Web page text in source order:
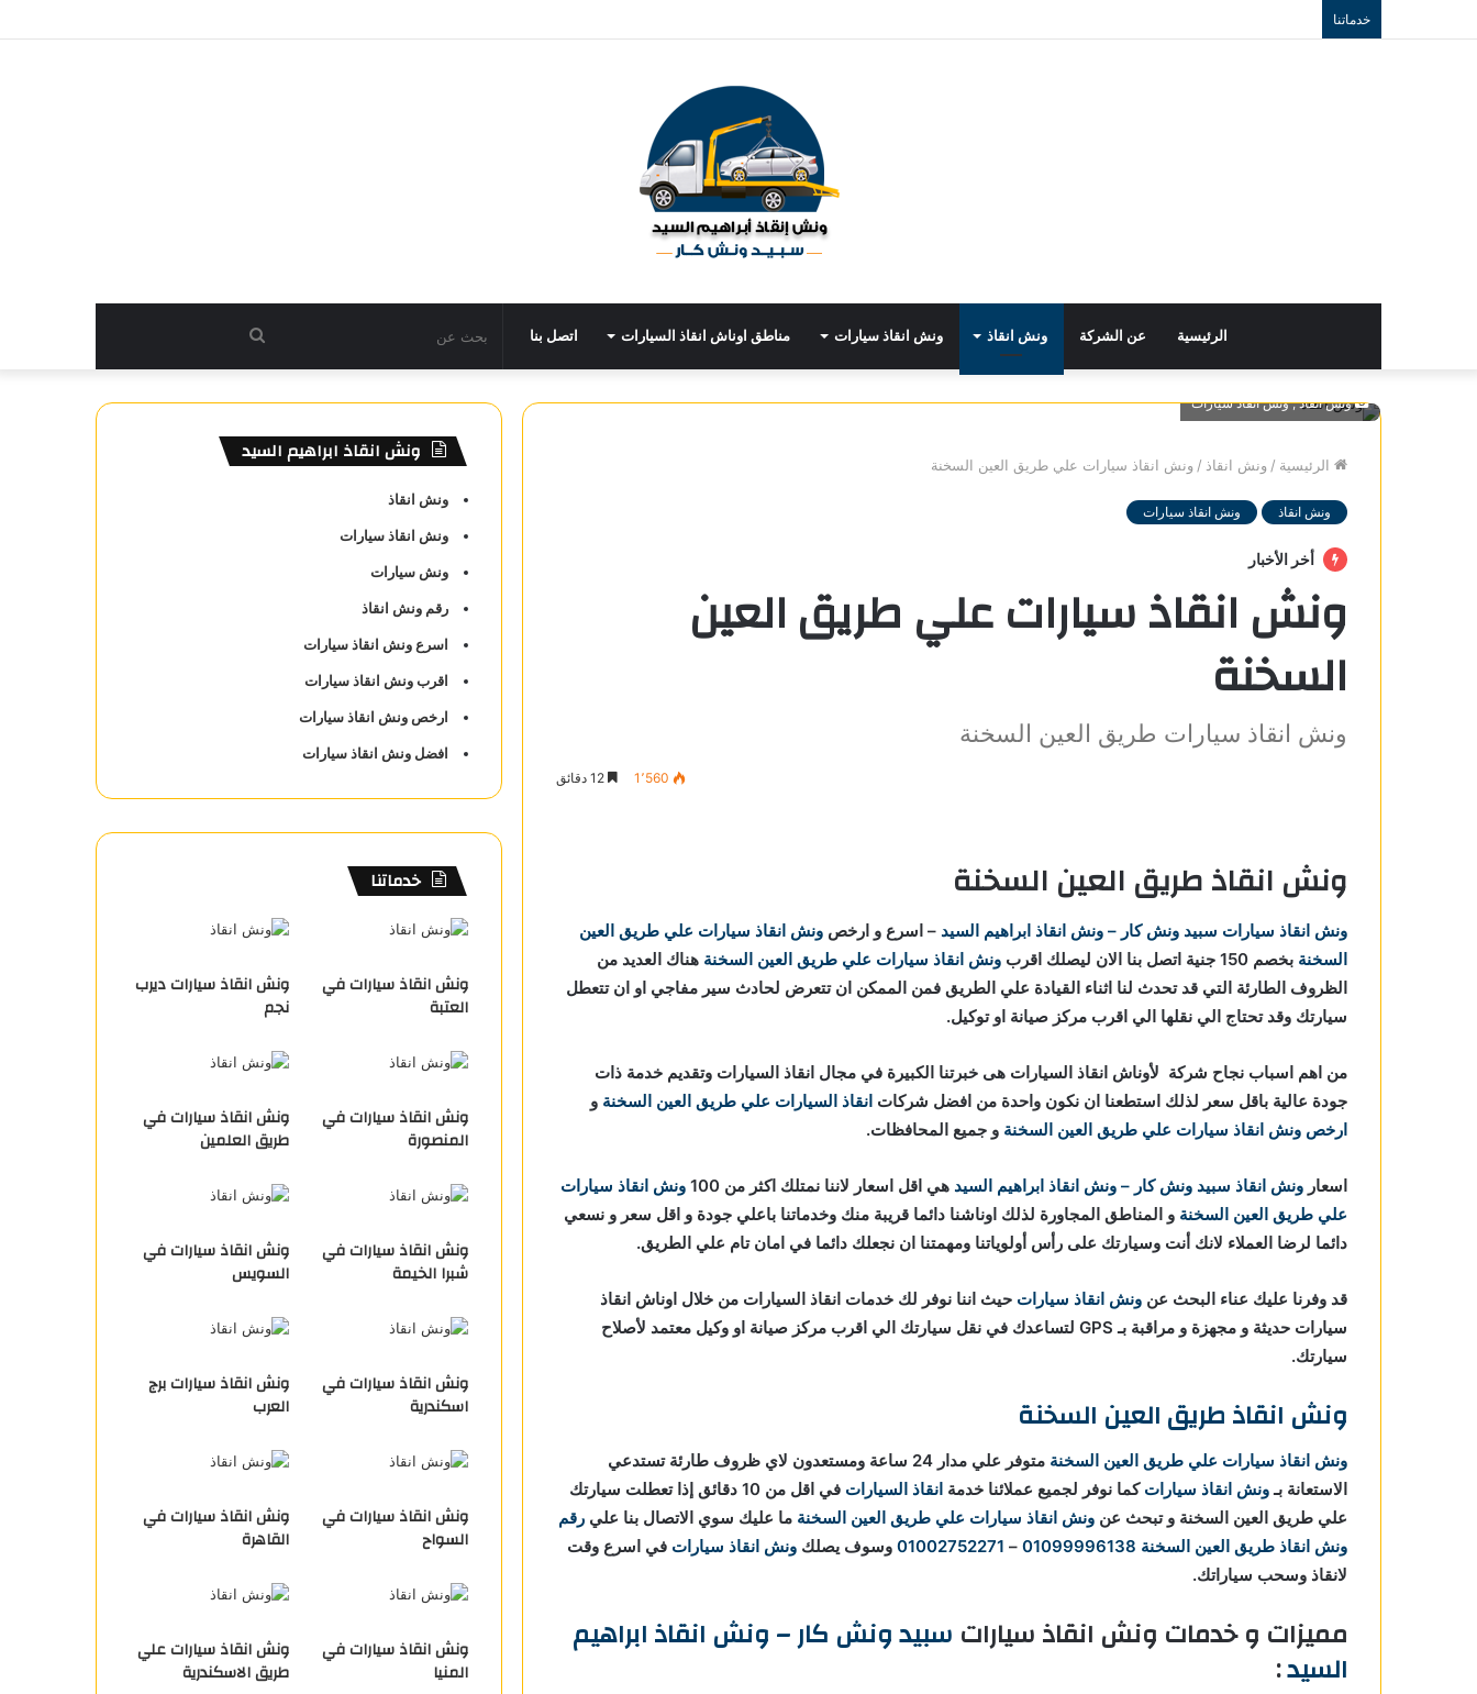
خدماتنا
الرئيسية عن الشركة ونش انقاذ ونش انقاذ سيارات مناطق اوناش انقاذ السيارات اتصل بنا
عن ونش انقاذ , ونش انقاذ سيارات
الرئيسية / ونش انقاذ / ونش انقاذ سيارات علي طريق العين السخنة
ونش انقاذ ونش انقاذ سيارات
أخر الأخبار
ونش انقاذ سيارات علي طريق العين
السخنة
ونش انقاذ سيارات طريق العين السخنة
1٬560
ونش انقاذ طريق العين السخنة
ونش انقاذ سيارات سبيد ونش كار – ونش انقاذ ابراهيم السيد – اسرع و ارخص ونش انقاذ سيارات علي طريق العين
السخنة بخصم 150 جنية اتصل بنا الان ليصلك اقرب ونش انقاذ سيارات علي طريق العين السخنة هناك العديد من
الظروف الطارئة التي قد تحدث لنا اثناء القيادة علي الطريق فمن الممكن ان تتعرض لحادث سير مفاجي او ان تتعطل
سيارتك وقد تحتاج الي نقلها الي اقرب مركز صيانة او توكيل.
من اهم اسباب نجاح شركة لأوناش انقاذ السيارات هى خبرتنا الكبيرة في مجال انقاذ السيارات وتقديم خدمة ذات
جودة عالية باقل سعر لذلك استطعنا ان نكون واحدة من افضل شركات انقاذ السيارات علي طريق العين السخنة و
ارخص ونش انقاذ سيارات علي طريق العين السخنة و جميع المحافظات.
اسعار ونش انقاذ سبيد ونش كار – ونش انقاذ ابراهيم السيد هي اقل اسعار لاننا نمتلك اكثر من 100
ونش انقاذ سيارات
علي طريق العين السخنة و المناطق المجاورة لذلك اوناشنا دائما قريبة منك وخدماتنا باعلي جودة و اقل سعر و نسعي
دائما لرضا العملاء لانك أنت وسيارتك على رأس أولوياتنا ومهمتنا ان نجعلك دائما في امان تام علي الطريق.
قد وفرنا عليك عناء البحث عن ونش انقاذ سيارات حيث اننا نوفر لك خدمات انقاذ السيارات من خلال اوناش انقاذ
سيارات حديثة و مجهزة و مراقبة بـ GPS لتساعدك في نقل سيارتك الي اقرب مركز صيانة او وكيل معتمد لأصلاح
سيارتك.
ونش انقاذ طريق العين السخنة
ونش انقاذ سيارات علي طريق العين السخنة
متوفر علي مدار 24 ساعة ومستعدون لاي ظروف طارئة تستدعي
الاستعانة بـونش انقاذ سيارات كما نوفر لجميع عملائنا خدمة انقاذ السيارات في اقل من 10 دقائق
إذا تعطلت سيارتك
علي طريق العين السخنة و تبحث عن ونش انقاذ سيارات علي طريق العين السخنة ما عليك سوي الاتصال بنا علي رقم
ونش انقاذ طريق العين السخنة 01099996138
–
01002752271 وسوف يصلك ونش انقاذ سيارات في اسرع وقت
لانقاذ وسحب سياراتك.
مميزات و خدمات ونش انقاذ سيارات سبيد ونش كار – ونش انقاذ ابراهيم
السيد:
ونش انقاذ ابراهيم السيد
ونش انقاذ
ونش انقاذ سيارات
ونش سيارات
رقم ونش انقاذ
اسرع ونش انقاذ سيارات
اقرب ونش انقاذ سيارات
ارخص ونش انقاذ سيارات
افضل ونش انقاذ سيارات
خدماتنا
ونش انقاذ سيارات في
العتبة
ونش انقاذ سيارات ديرب
نجم
ونش انقاذ سيارات في
المنصورة
ونش انقاذ سيارات في
طريق العلمين
ونش انقاذ سيارات في
شبرا الخيمة
ونش انقاذ سيارات في
السويس
ونش انقاذ سيارات في
اسكندرية
ونش انقاذ سيارات برج
العرب
ونش انقاذ سيارات في
السواح
ونش انقاذ سيارات في
القاهرة
ونش انقاذ سيارات في
المنيا
ونش انقاذ سيارات علي
طريق الاسكندرية